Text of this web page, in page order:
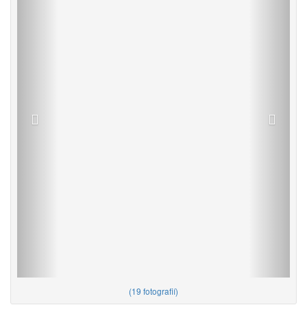
(19 fotografií)